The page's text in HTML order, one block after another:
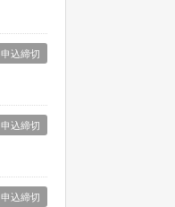
申込締切
申込締切
申込締切